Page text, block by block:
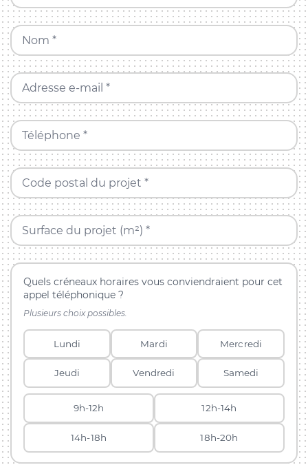
Nom *
Adresse e-mail *
Téléphone *
Code postal du projet *
Surface du projet (m²) *
Quels créneaux horaires vous conviendraient pour cet
appel téléphonique ?
Plusieurs choix possibles.
Lundi Mardi Mercredi
Jeudi Vendredi Samedi
9h-12h 12h-14h
14h-18h 18h-20h